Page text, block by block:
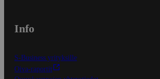
Info
S-Business yrityksille
Oiva-raportit